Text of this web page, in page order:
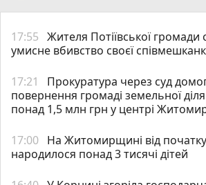
17:55 Жителя Потіївської громади
умисне вбивство своєї
17:21
Прокуратура через суд
повернення громаді земельної
понад 1,5 млн грн у центрі
17:00 На Житомирщині від
народилося понад 3 тисячі дітей